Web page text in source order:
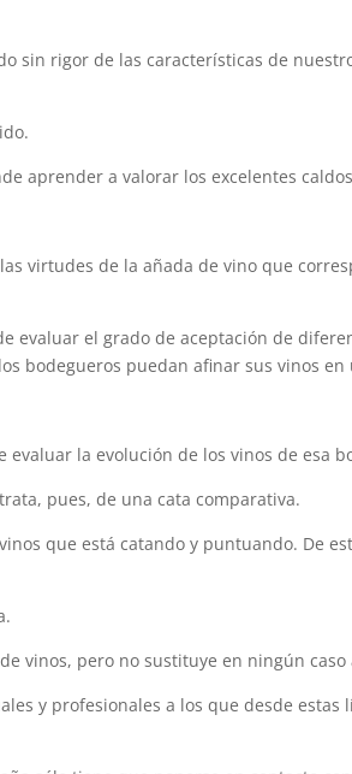
sin rigor de las características de
aprender a valorar los excelentes
virtudes de la añada de vino que
evaluar el grado de aceptación de
bodegueros puedan afinar sus vinos
la evolución de los vinos de esa
pues, de una cata comparativa.
que está catando y puntuando. De
vinos, pero no sustituye en ningún
y profesionales a los que desde estas